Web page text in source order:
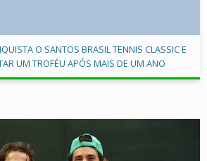
O SANTOS BRASIL TENNIS CLASSIC E
UM TROFÉU APÓS MAIS DE UM ANO